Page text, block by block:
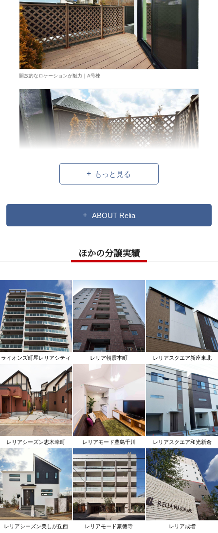
開放的なロケーションが魅力｜A号棟
プライベート空間として使えるテラス｜A号棟
もっと見る
ABOUT Relia
ほかの分譲実績
ライオンズ町屋レリアシティ レリア朝霞本町 レリアスクエア新座東北
レリアシーズン志木幸町 レリアモード豊島千川 レリアスクエア和光新倉
レリアシーズン美しが丘西 レリアモード豪徳寺 レリア成増